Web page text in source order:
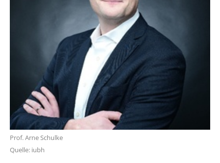
Prof. Arne Schulke
Quelle: iubh